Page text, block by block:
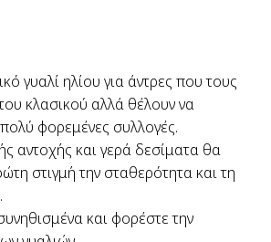
γυαλί ηλίου για άντρες που τους
κλασικού αλλά θέλουν να
φορεμένες συλλογές.
αντοχής και γερά δεσίματα θα
στιγμή την σταθερότητα και τη
και φορέστε την